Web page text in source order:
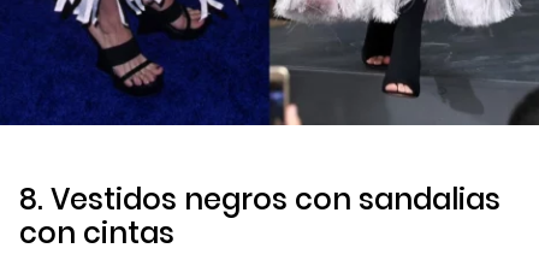
8. Vestidos negros con sandalias
con cintas